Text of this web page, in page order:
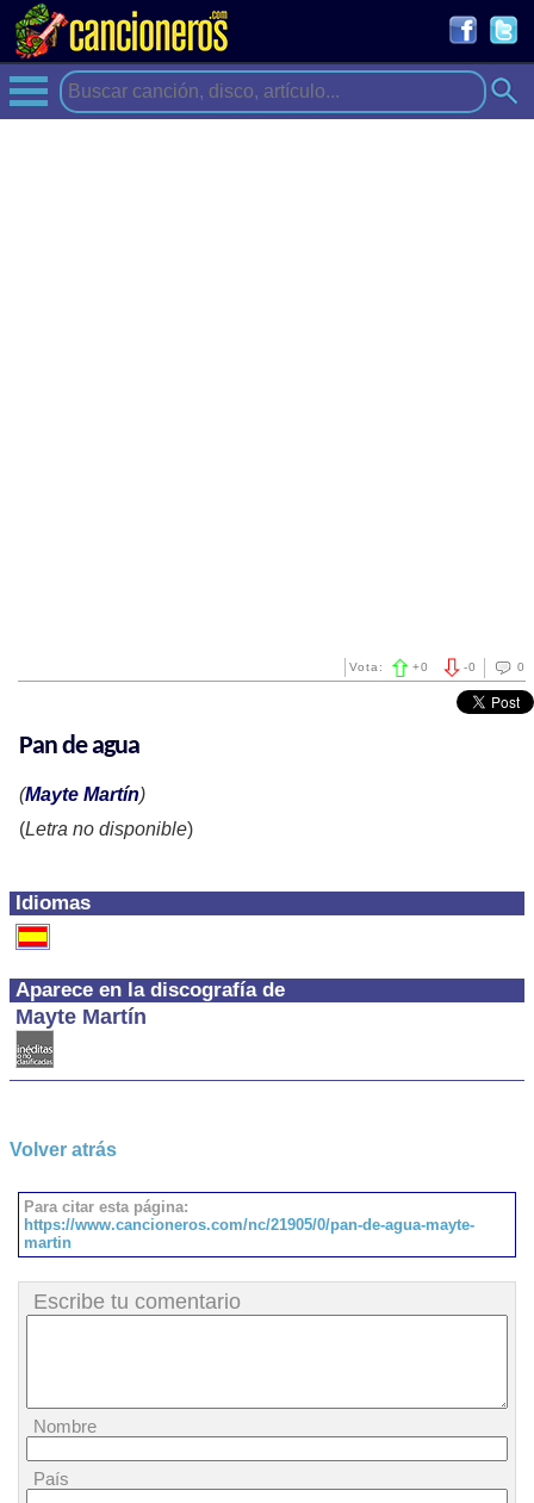
0
-0
Vota: +0
Idiomas
Aparece en la discografía de
Mayte Martín
Pan de agua
(Mayte Martín)
(Letra no disponible)
Volver atrás
Para citar esta página:
https://www.cancioneros.com/nc/21905/0/pan-de-agua-mayte-
martin
Escribe tu comentario
Nombre
País